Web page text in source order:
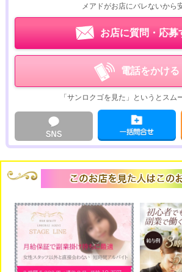
なお、インターネット環境があればご自宅でもお
「松戸からちょっと離れてるけど…」とお悩みの
メアドがお店にバレないから
お店に質問・応募
電話をかける
「サンロクゴを見た」というとスム